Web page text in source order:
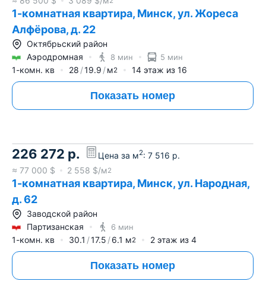
1-комнатная квартира, Минск, ул. Жореса
Алфёрова, д. 22
Октябрьский район
Аэродромная
8 мин 5 мин
1-комн. кв 28 19.9 м2 14 этаж из 16
Показать номер
226 272 р. Цена за м2: 7 516 р.
≈ 77 000 $ 2 558 $/м2
1-комнатная квартира, Минск, ул. Народная,
д. 62
Заводской район
Партизанская
6 мин
1-комн. кв 30.1 17.5 6.1 м2 2 этаж из 4
Показать номер